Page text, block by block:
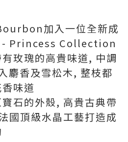
加入一位全新成
- Princess Collection
玫瑰的高貴味道, 中調
麝香及雪松木, 整枝都
味道
石的外殼, 高貴古典帶
國頂級水晶工藝打造成